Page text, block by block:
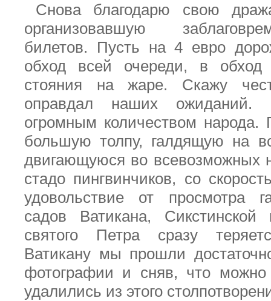
Снова благодарю свою
организовавшую
билетов. Пусть на 4 евро
обход всей очереди, в обход
стояния на жаре. Скажу
оправдал наших
огромным количеством народа.
большую толпу, галдящую на
двигающуюся во всевозможных
стадо пингвинчиков, со
удовольствие от просмотра
садов Ватикана, Сикстинской
святого Петра сразу
Ватикану мы прошли
фотографии и сняв, что
удалились из этого